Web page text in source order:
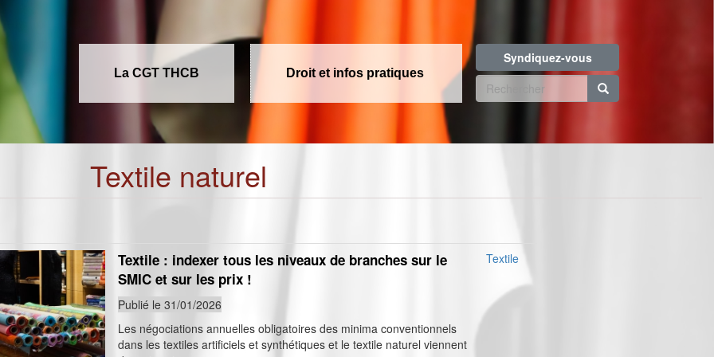
La CGT THCB Droit et infos pratiques
Syndiquez-vous
Formulaire
recherche
Textile naturel
Textile : indexer tous les niveaux de branches sur le
SMIC et sur les prix !
Publié le 31/01/2026
Les négociations annuelles obligatoires des minima conventionnels
dans les textiles artificiels et synthétiques et le textile naturel viennent
Textile